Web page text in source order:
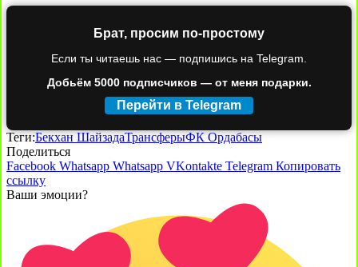
Брат, просим по-простому
Если ты читаешь нас — подпишись на Telegram.
Добьём 5000 подписчиков — от меня подарки.
Перейти в Telegram
Теги:Бекхан ШайзадаТрансферыФК Ордабасы
Поделиться
Facebook Whatsapp Whatsapp VKontakte Telegram Копировать
ссылку
Ваши эмоции?